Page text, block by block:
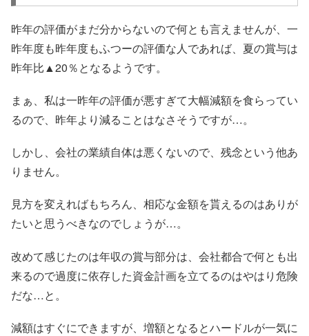
昨年の評価がまだ分からないので何とも言えませんが、一
昨年度も昨年度もふつーの評価な人であれば、夏の賞与は
昨年比▲20％となるようです。
まぁ、私は一昨年の評価が悪すぎて大幅減額を食らってい
るので、昨年より減ることはなさそうですが…。
しかし、会社の業績自体は悪くないので、残念という他あ
りません。
見方を変えればもちろん、相応な金額を貰えるのはありが
たいと思うべきなのでしょうが…。
改めて感じたのは年収の賞与部分は、会社都合で何とも出
来るので過度に依存した資金計画を立てるのはやはり危険
だな…と。
減額はすぐにできますが、増額となるとハードルが一気に